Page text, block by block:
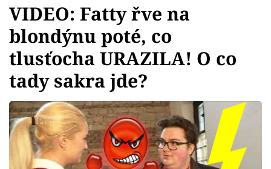
Témata
Showbyznys
Youtubeři
Virály
Sex a vztahy
VIDEO: Fatty řve na
blondýnu poté, co
tlusťocha URAZILA! O co
tady sakra jde?